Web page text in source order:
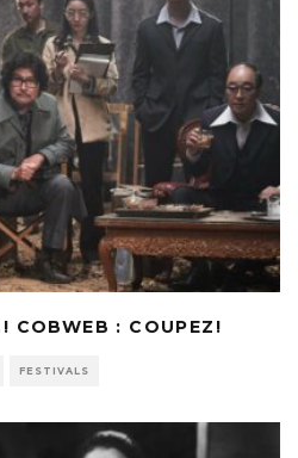
COBWEB : COUPEZ!
FESTIVALS